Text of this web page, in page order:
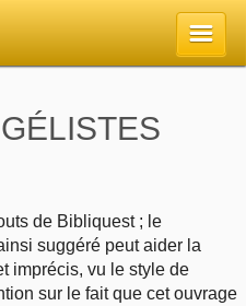
de Bibliquest ; le
suggéré peut aider la
imprécis, vu le style de
sur le fait que cet ouvrage